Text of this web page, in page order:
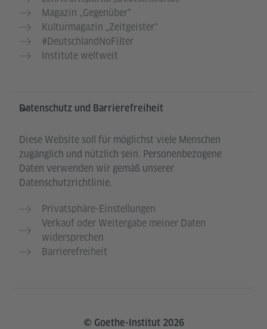
Magazin „Gegenüber“
Kulturmagazin „Zeitgeister“
#DeutschlandNoFilter
Institute weltweit
Datenschutz und Barrierefreiheit
Diese Website soll für möglichst viele Menschen
zugänglich und nützlich sein. Personenbezogene
Daten verwenden wir gemäß unserer
Datenschutzrichtlinie.
Privatsphäre-Einstellungen
Verkauf oder Weitergabe meiner Daten
widersprechen
Barrierefreiheit
© Goethe-Institut 2026